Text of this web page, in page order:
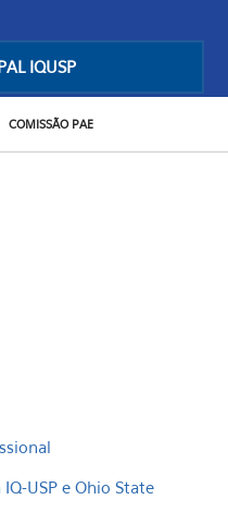
IQUSP
COMISSÃO PAE
USP e Ohio State